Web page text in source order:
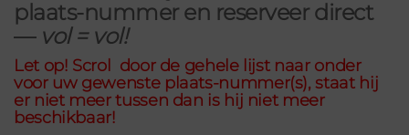
plaats-nummeren reserveer direct
— vol = vol!
Let op! Scrol door de gehele lijst naar onder
voor uw gewenste plaats-nummer(s), staat hij
er niet meer tussen dan is hij niet meer
beschikbaar!